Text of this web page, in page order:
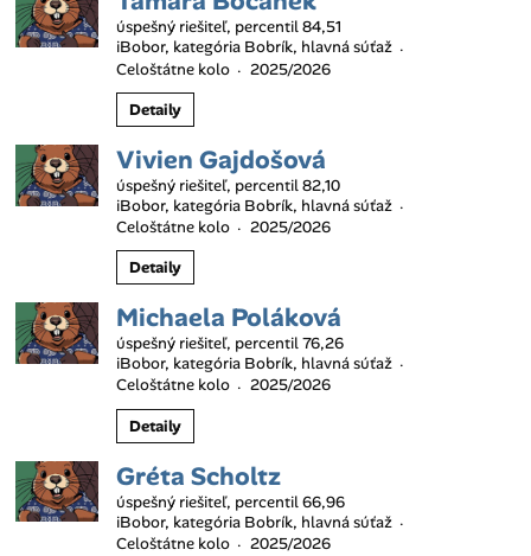
úspešný riešiteľ, percentil 84,51
iBobor, kategória Bobrík, hlavná súťaž ·
Celoštátne kolo · 2025/2026
Detaily
Vivien Gajdošová
úspešný riešiteľ, percentil 82,10
iBobor, kategória Bobrík, hlavná súťaž ·
Celoštátne kolo · 2025/2026
Detaily
Michaela Poláková
úspešný riešiteľ, percentil 76,26
iBobor, kategória Bobrík, hlavná súťaž ·
Celoštátne kolo · 2025/2026
Detaily
Gréta Scholtz
úspešný riešiteľ, percentil 66,96
iBobor, kategória Bobrík, hlavná súťaž ·
Celoštátne kolo · 2025/2026